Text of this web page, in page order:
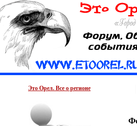
Это Орел. Все о регионе